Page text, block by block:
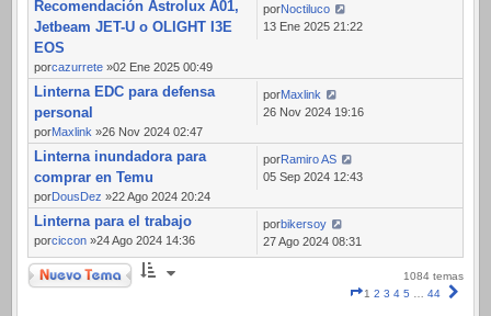
Recomendación Astrolux A01,
Jetbeam JET-U o OLIGHT I3E
EOS
porcazurrete »02 Ene 2025 00:49
porNoctiluco
13 Ene 2025 21:22
Linterna EDC para defensa
personal
porMaxlink »26 Nov 2024 02:47
porMaxlink
26 Nov 2024 19:16
Linterna inundadora para
comprar en Temu
porDousDez »22 Ago 2024 20:24
porRamiro AS
05 Sep 2024 12:43
Linterna para el trabajo
porciccon »24 Ago 2024 14:36
porbikersoy
27 Ago 2024 08:31
Nuevo Tema
1084 temas
Página
1 2 3 4 5 … 44